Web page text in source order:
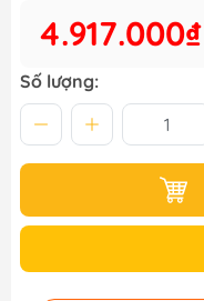
4.917.000₫
Số lượng: